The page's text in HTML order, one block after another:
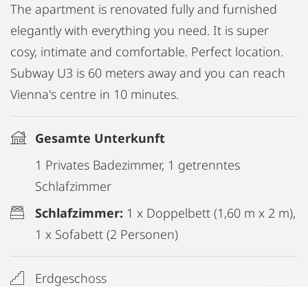
The apartment is renovated fully and furnished
elegantly with everything you need. It is super
cosy, intimate and comfortable. Perfect location.
Subway U3 is 60 meters away and you can reach
Vienna's centre in 10 minutes.
Gesamte Unterkunft
1 Privates Badezimmer, 1 getrenntes
Schlafzimmer
Schlafzimmer: 1 x Doppelbett (1,60 m x 2 m),
1 x Sofabett (2 Personen)
Erdgeschoss